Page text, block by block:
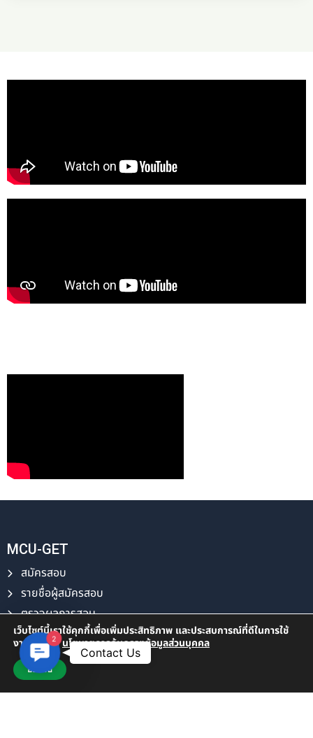
MCU-GET
สมัครสอบ
รายชื่อผู้สมัครสอบ
ตรวจผลการสอบ
ดาวน์โหลดใบรับรอง
LiMCU-Course
ลงทะเบียนเรียน
เว็บไซต์นี้เราใช้คุกกี้เพื่อเพิ่มประสิทธิภาพ และประสบการณ์ที่ดีในการใช้
งานเว็บไซต์นโยบายการคุ้มครองข้อมูลส่วนบุคคล
ยอมรับ
Contact Us
2
Contact Us